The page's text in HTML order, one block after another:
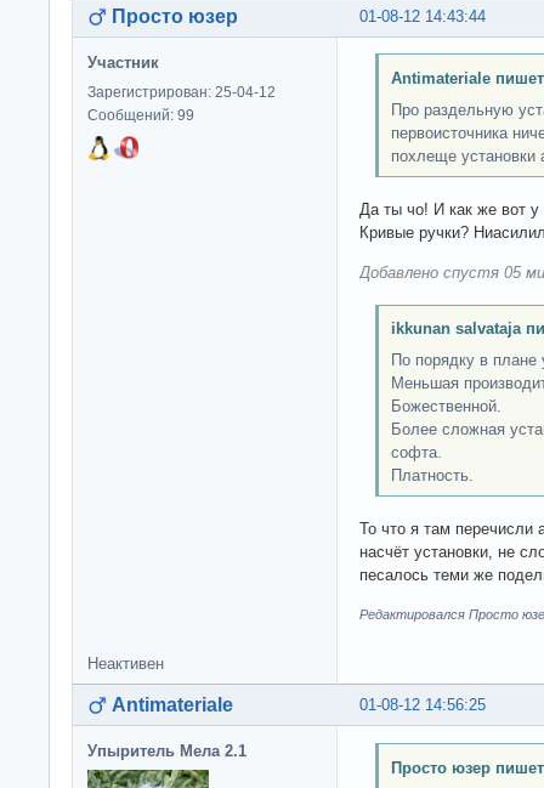
01-08-12 14:43:44
Просто юзер
Участник
Зарегистрирован: 25-04-12
Сообщений: 99
Antimateriale
Про раздельную
первоисточника
похлеще установки
Да ты чо! И как же вот
Кривые ручки?
Добавлено спустя 05
ikkunan salvataja
По порядку в плане
Меньшая
Божественной.
Более сложная
софта.
Платность.
То что я там
насчёт установки, не
песалось теми же
Редактировался Просто
Неактивен
01-08-12 14:56:25
Antimateriale
Упыритель Мела 2.1
Просто юзер